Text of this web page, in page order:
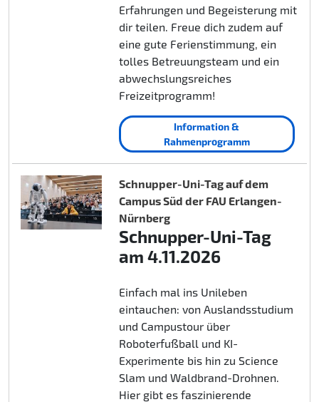
Erfahrungen und Begeisterung mit
dir teilen. Freue dich zudem auf
eine gute Ferienstimmung, ein
tolles Betreuungsteam und ein
abwechslungsreiches
Freizeitprogramm!
Information &
Rahmenprogramm
Schnupper-Uni-Tag auf dem
Campus Süd der FAU Erlangen-
Nürnberg
Schnupper-Uni-Tag
am 4.11.2026
Einfach mal ins Unileben
eintauchen: von Auslandsstudium
und Campustour über
Roboterfußball und KI-
Experimente bis hin zu Science
Slam und Waldbrand-Drohnen.
Hier gibt es faszinierende